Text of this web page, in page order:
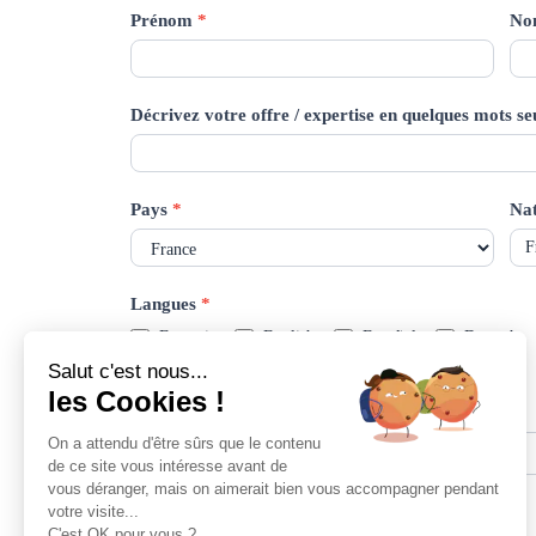
Prénom*
Décrivez votre offre / expertise en quelques mots
Pays*
Langues*
Français English Español Deutsch
中文
Profil LinkedIn
Mobilité